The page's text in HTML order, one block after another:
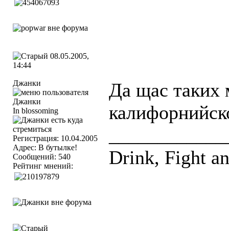
08.05.2005,
14:44
Джанки
In blossoming
Регистрация: 10.04.2005
Адрес: В бутылке!
Сообщений: 540
Рейтинг мнений:
Да щас таких
Drink, Fight